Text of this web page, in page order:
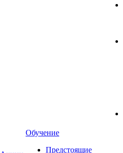
Обучение
Предстоящие